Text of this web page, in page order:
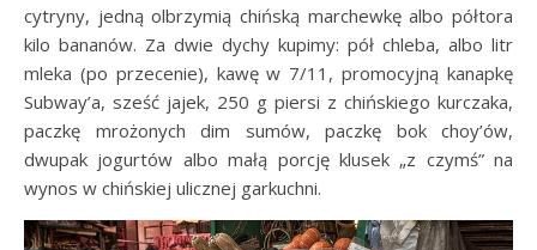
cytryny, jedną olbrzymią chińską marchewkę albo półtora
kilo bananów. Za dwie dychy kupimy: pół chleba, albo litr
mleka (po przecenie), kawę w 7/11, promocyjną kanapkę
Subway’a, sześć jajek, 250 g piersi z chińskiego kurczaka,
paczkę mrożonych dim sumów, paczkę bok choy’ów,
dwupak jogurtów albo małą porcję klusek „z czymś” na
wynos w chińskiej ulicznej garkuchni.